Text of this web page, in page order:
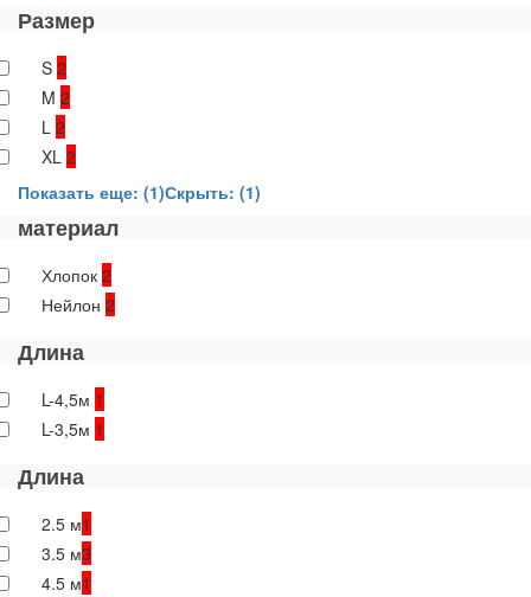
Размер
S 2
M 2
L 2
XL 2
Показать еще: (1)Скрыть: (1)
материал
Хлопок 2
Нейлон 2
Длина
L-4,5м 1
L-3,5м 1
Длина
2.5 м1
3.5 м3
4.5 м1